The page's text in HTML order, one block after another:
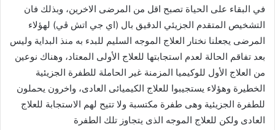
في البقاء على الحياة تصبح اقل من المرضى الاخرين، وبذلك فان
التشخيص المتقدم الجزيئي الدقيق بال (اي جي اتش ڤي) لهؤلاء
المرضى يجعلنا نختار العلاج الموجه السليم للبدء به منذ البداية وليس
بعد تفاقم الحالة لعدم استجابتها للعلاج الأولى المعتاد، وهناك نوعين
من العلاج الأول للوكيميا المزمنة غير الحاملة للطفرة الجزيئية
الخطيرة وهؤلاء يستجيبوا للعلاج الكيميائى العادى، واخرون يحملون
للطفرة الجزيئية وهى طفرة مكتسبة ولا تتيح لهم الاستجابة للعلاج
العادى ولكن للعلاج الموجه الذى يتجاوز تلك الطفرة